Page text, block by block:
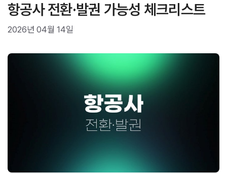
항공사 전환·발권 가능성 체크리스트
2026년 04월 14일